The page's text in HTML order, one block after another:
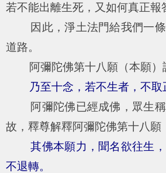
若不能出離生死，又如何真正報
因此，淨土法門給我們一條
道路。
阿彌陀佛第十八願（本願）
乃至十念，若不生者，不取
阿彌陀佛已經成佛，眾生稱
故，釋尊解釋阿彌陀佛第十八願
其佛本願力，聞名欲往生
不退轉。